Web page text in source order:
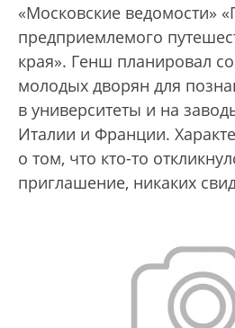
«Московские ведомости»
предприемлемого
края». Генш планировал
молодых дворян для
в университеты и на
Италии и Франции.
о том, что кто-то
приглашение, никаких